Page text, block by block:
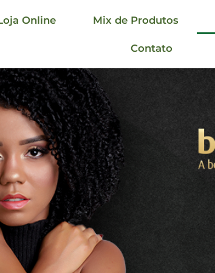
Online Mix de Produtos
Contato